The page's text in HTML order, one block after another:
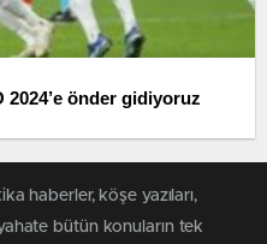
önder gidiyoruz
haberler, köşe yazıları,
bütün konuların tek